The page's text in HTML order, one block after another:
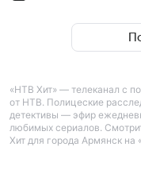
«НТВ Хит» — телеканал с
от НТВ. Полицеские
детективы — эфир
любимых сериалов.
Хит для города Армянск на